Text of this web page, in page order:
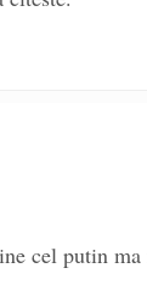
cel putin